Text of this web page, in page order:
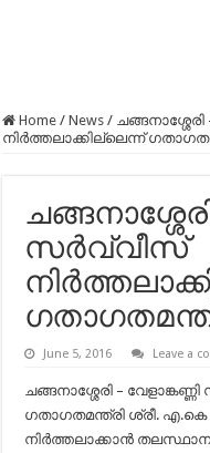
Home / News /
നിര്‍ത്തലാക്കില്ലെന്ന്
സര്‍വ്വീസ്
June 5, 2016 Leave a
ചങ്ങനാശ്ശേരി –
ഗതാഗതമന്ത്രി ശ്രീ.
നിര്‍ത്തലാക്കാന്‍